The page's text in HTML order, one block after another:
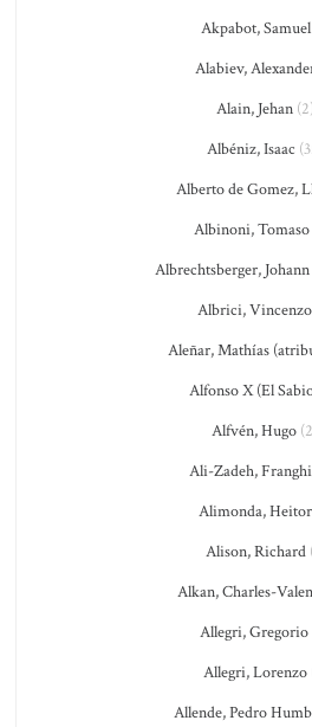
Akpabot, Samuel
Alabiev,
Alain, Jehan
Albéniz, Isaac
Alberto de Gomez,
Albinoni, Tomaso
Albrechtsberger,
Albrici, Vincenzo
Aleñar, Mathías
Alfonso X (El
Alfvén, Hugo
Ali-Zadeh,
Alimonda, Heitor
Alison, Richard
Alkan, Charles-
Allegri, Gregorio
Allegri, Lorenzo
Allende, Pedro